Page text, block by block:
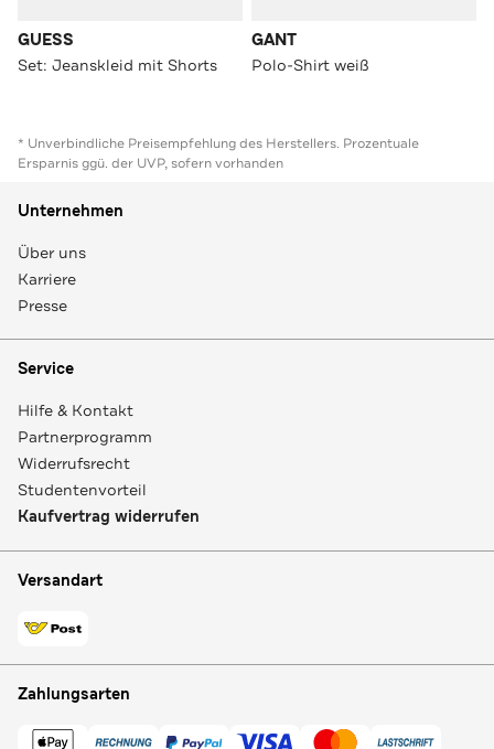
GUESS
Set: Jeanskleid mit Shorts
GANT
Polo-Shirt weiß
* Unverbindliche Preisempfehlung des Herstellers. Prozentuale
Ersparnis ggü. der UVP, sofern vorhanden
Unternehmen
Über uns
Karriere
Presse
Service
Hilfe & Kontakt
Partnerprogramm
Widerrufsrecht
Studentenvorteil
Kaufvertrag widerrufen
Versandart
Zahlungsarten